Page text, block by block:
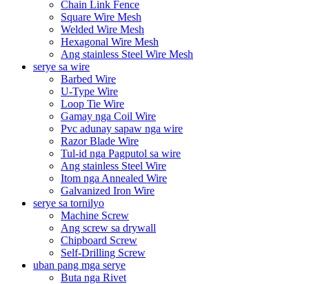
Chain Link Fence
Square Wire Mesh
Welded Wire Mesh
Hexagonal Wire Mesh
Ang stainless Steel Wire Mesh
serye sa wire
Barbed Wire
U-Type Wire
Loop Tie Wire
Gamay nga Coil Wire
Pvc adunay sapaw nga wire
Razor Blade Wire
Tul-id nga Pagputol sa wire
Ang stainless Steel Wire
Itom nga Annealed Wire
Galvanized Iron Wire
serye sa tornilyo
Machine Screw
Ang screw sa drywall
Chipboard Screw
Self-Drilling Screw
uban pang mga serye
Buta nga Rivet